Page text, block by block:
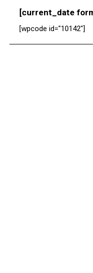
[current_date
[wpcode id="10142"]